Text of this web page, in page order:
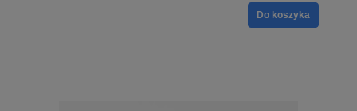
Do koszyka